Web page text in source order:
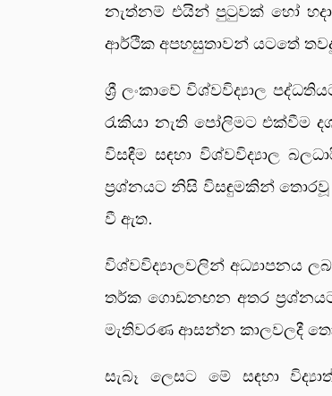
නැත්නම් එයින් පුටුවක් හෝ හදා
ආර්ථික අපහසුතාවන් යටතේ
ශ්‍රී ලංකාවේ විශ්වවිද්‍යාල
රැකියා නැති පෝලිමට එක්වීම
විසඳීම සඳහා විශ්වවිද්‍යාල
ප්‍රශ්නයට නිසි විසඳුමකින් තොරවූ
වී ඇත.
විශ්වවිද්‍යාලවලින් අධ්‍යාපනය
තර්ක ගොඩනඟන අතර
මැතිවරණ ආසන්න කාලවලදී තොග
සැබෑ ලෙසට මේ සඳහා